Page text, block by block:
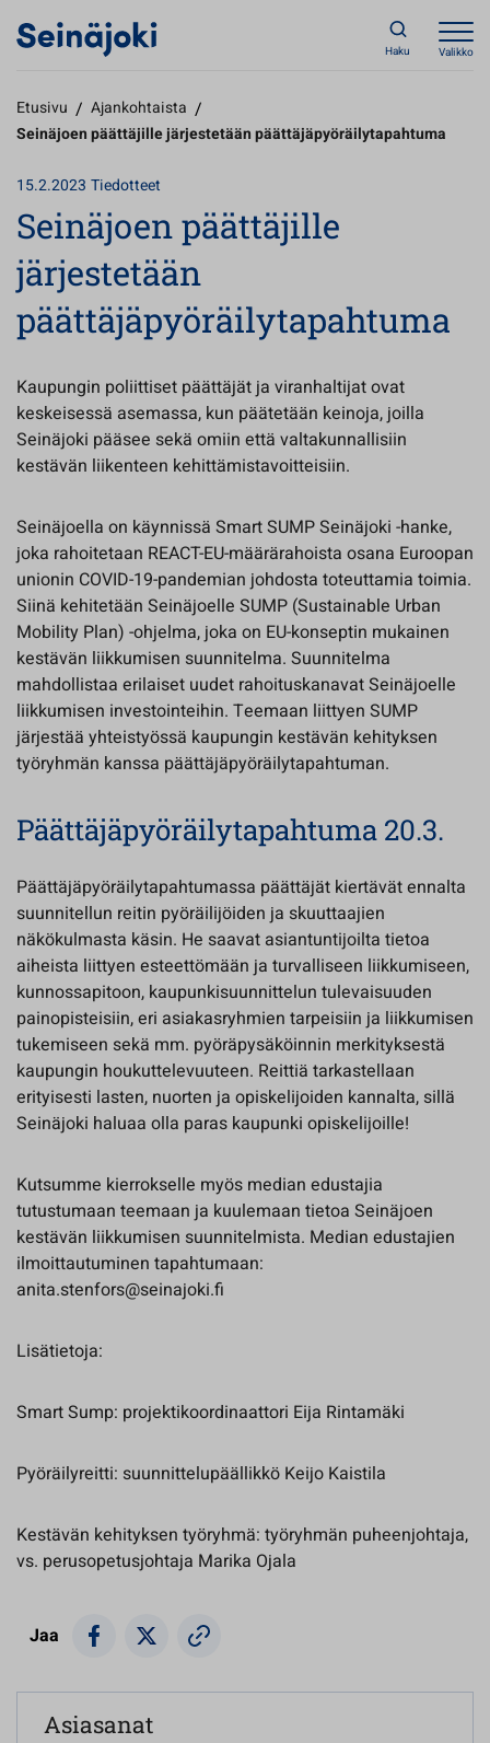
Haku Valikko
Etusivu / Ajankohtaista /
Seinäjoen päättäjille järjestetään päättäjäpyöräilytapahtuma
15.2.2023 Tiedotteet
Seinäjoen päättäjille
järjestetään
päättäjäpyöräilytapahtuma
Kaupungin poliittiset päättäjät ja viranhaltijat ovat
keskeisessä asemassa, kun päätetään keinoja, joilla
Seinäjoki pääsee sekä omiin että valtakunnallisiin
kestävän liikenteen kehittämistavoitteisiin.
Seinäjoella on käynnissä Smart SUMP Seinäjoki -hanke,
joka rahoitetaan REACT-EU-määrärahoista osana Euroopan
unionin COVID-19-pandemian johdosta toteuttamia toimia.
Siinä kehitetään Seinäjoelle SUMP (Sustainable Urban
Mobility Plan) -ohjelma, joka on EU-konseptin mukainen
kestävän liikkumisen suunnitelma. Suunnitelma
mahdollistaa erilaiset uudet rahoituskanavat Seinäjoelle
liikkumisen investointeihin. Teemaan liittyen SUMP
järjestää yhteistyössä kaupungin kestävän kehityksen
työryhmän kanssa päättäjäpyöräilytapahtuman.
Päättäjäpyöräilytapahtuma 20.3.
Päättäjäpyöräilytapahtumassa päättäjät kiertävät ennalta
suunnitellun reitin pyöräilijöiden ja skuuttaajien
näkökulmasta käsin. He saavat asiantuntijoilta tietoa
aiheista liittyen esteettömään ja turvalliseen liikkumiseen,
kunnossapitoon, kaupunkisuunnittelun tulevaisuuden
painopisteisiin, eri asiakasryhmien tarpeisiin ja liikkumisen
tukemiseen sekä mm. pyöräpysäköinnin merkityksestä
kaupungin houkuttelevuuteen. Reittiä tarkastellaan
erityisesti lasten, nuorten ja opiskelijoiden kannalta, sillä
Seinäjoki haluaa olla paras kaupunki opiskelijoille!
Kutsumme kierrokselle myös median edustajia
tutustumaan teemaan ja kuulemaan tietoa Seinäjoen
kestävän liikkumisen suunnitelmista. Median edustajien
ilmoittautuminen tapahtumaan:
anita.stenfors@seinajoki.fi
Lisätietoja:
Smart Sump: projektikoordinaattori Eija Rintamäki
Pyöräilyreitti: suunnittelupäällikkö Keijo Kaistila
Kestävän kehityksen työryhmä: työryhmän puheenjohtaja,
vs. perusopetusjohtaja Marika Ojala
Jaa
Asiasanat